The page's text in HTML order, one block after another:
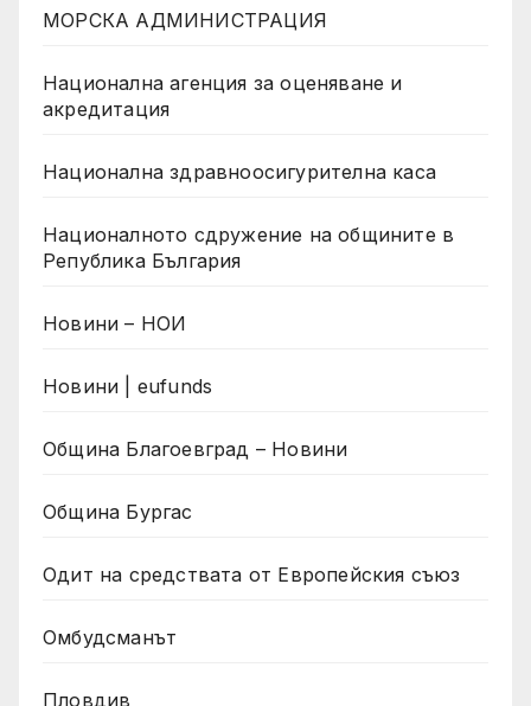
МОРСКА АДМИНИСТРАЦИЯ
Национална агенция за оценяване и
акредитация
Национална здравноосигурителна каса
Националното сдружение на общините в
Република България
Новини – НОИ
Новини | eufunds
Община Благоевград – Новини
Община Бургас
Одит на средствата от Европейския съюз
Омбудсманът
Пловдив